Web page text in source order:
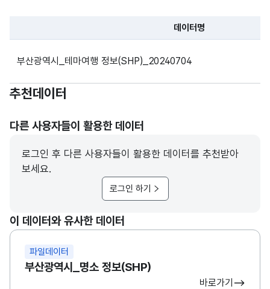
데이터명
부산광역시_테마여행 정보(SHP)_20240704
추천데이터
다른 사용자들이 활용한 데이터
로그인 후 다른 사용자들이 활용한 데이터를 추천받아
보세요.
로그인 하기
이 데이터와 유사한 데이터
파일데이터
부산광역시_명소 정보(SHP)
바로가기